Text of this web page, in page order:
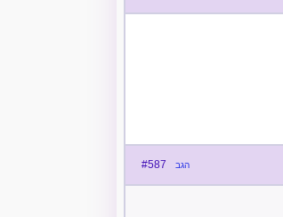
#587 הגב